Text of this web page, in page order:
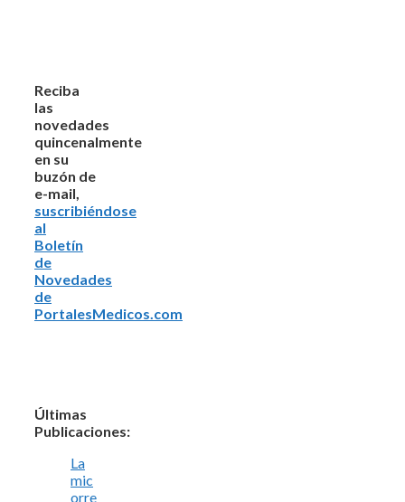
Reciba
las
novedades
quincenalmente
en su
buzón de
e-mail,
suscribiéndose
al
Boletín
de
Novedades
de
PortalesMedicos.com
Últimas
Publicaciones:
La
mic
orre